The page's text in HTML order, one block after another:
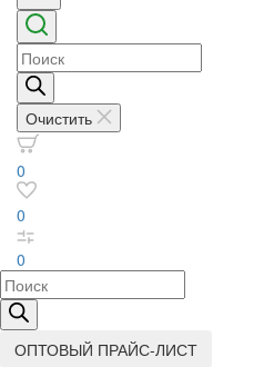
Поиск
товаров
Очистить
0
0
0
Поиск
товаров
ОПТОВЫЙ ПРАЙС-ЛИСТ